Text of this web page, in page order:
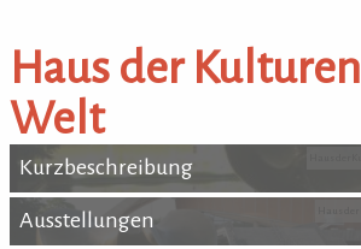
Haus der
Welt
Kurzbeschreibung
Kurzbeschreibung
Ausstellungen